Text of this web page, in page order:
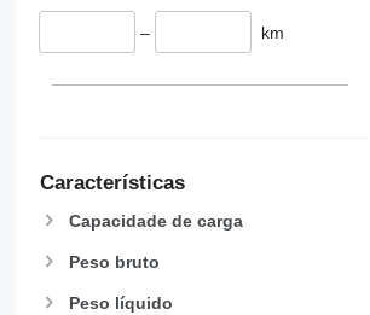
– km
Características
Capacidade de carga
Peso bruto
Peso líquido